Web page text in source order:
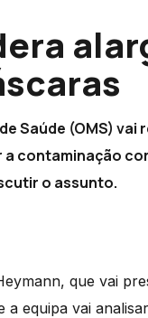
Saúde (OMS)
contaminação
o assunto.
que vai
a equipa vai